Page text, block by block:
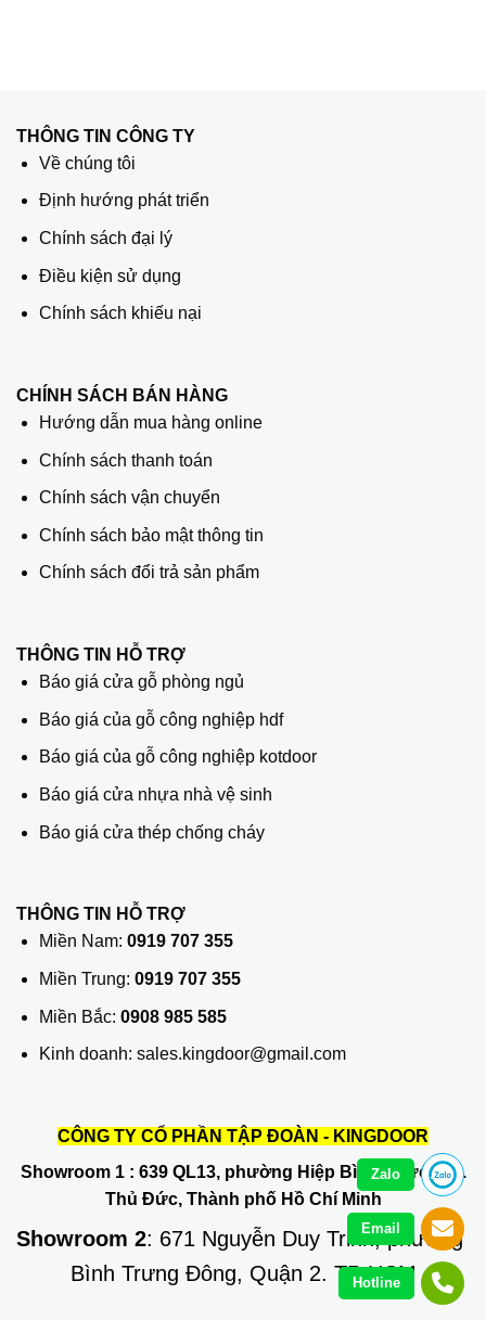
THÔNG TIN CÔNG TY
Về chúng tôi
Định hướng phát triển
Chính sách đại lý
Điều kiện sử dụng
Chính sách khiếu nại
CHÍNH SÁCH BÁN HÀNG
Hướng dẫn mua hàng online
Chính sách thanh toán
Chính sách vận chuyển
Chính sách bảo mật thông tin
Chính sách đổi trả sản phẩm
THÔNG TIN HỖ TRỢ
Báo giá cửa gỗ phòng ngủ
Báo giá của gỗ công nghiệp hdf
Báo giá của gỗ công nghiệp kotdoor
Báo giá cửa nhựa nhà vệ sinh
Báo giá cửa thép chống cháy
THÔNG TIN HỖ TRỢ
Miền Nam: 0919 707 355
Miền Trung: 0919 707 355
Miền Bắc: 0908 985 585
Kinh doanh: sales.kingdoor@gmail.com
CÔNG TY CỔ PHẦN TẬP ĐOÀN - KINGDOOR
Showroom 1: 639 QL13, phường Hiệp Bình Phước, Q.
Thủ Đức, Thành phố Hồ Chí Minh
Showroom 2: 671 Nguyễn Duy Trinh, phường
Bình Trưng Đông, Quận 2. TP HCM
Zalo
Email
Hotline